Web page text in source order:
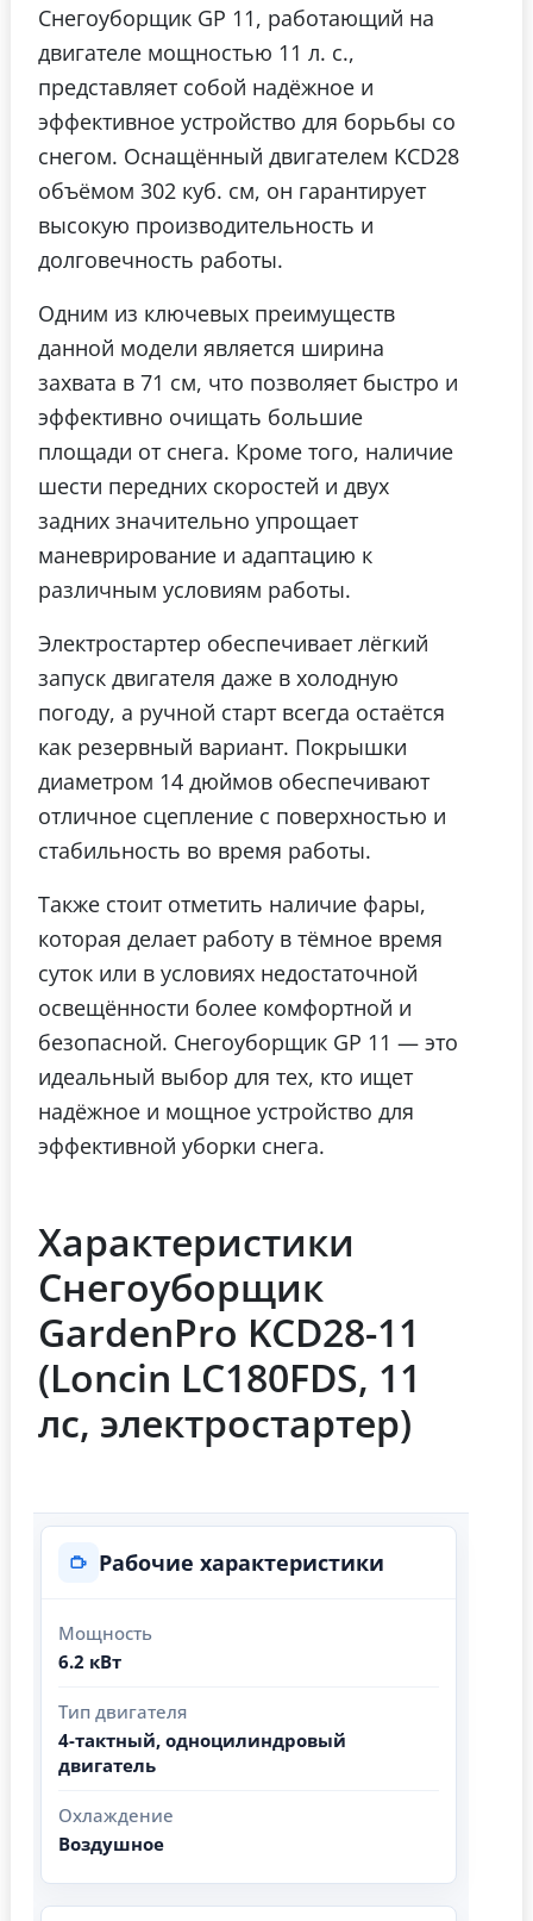
Снегоуборщик GP 11, работающий на
двигателе мощностью 11 л. с.,
представляет собой надёжное и
эффективное устройство для борьбы со
снегом. Оснащённый двигателем KCD28
объёмом 302 куб. см, он гарантирует
высокую производительность и
долговечность работы.
Одним из ключевых преимуществ
данной модели является ширина
захвата в 71 см, что позволяет быстро и
эффективно очищать большие
площади от снега. Кроме того, наличие
шести передних скоростей и двух
задних значительно упрощает
маневрирование и адаптацию к
различным условиям работы.
Электростартер обеспечивает лёгкий
запуск двигателя даже в холодную
погоду, а ручной старт всегда остаётся
как резервный вариант. Покрышки
диаметром 14 дюймов обеспечивают
отличное сцепление с поверхностью и
стабильность во время работы.
Также стоит отметить наличие фары,
которая делает работу в тёмное время
суток или в условиях недостаточной
освещённости более комфортной и
безопасной. Снегоуборщик GP 11 — это
идеальный выбор для тех, кто ищет
надёжное и мощное устройство для
эффективной уборки снега.
Характеристики
Снегоуборщик
GardenPro KCD28-11
(Loncin LC180FDS, 11
лс, электростартер)
Рабочие характеристики
Мощность
6.2 кВт
Тип двигателя
4-тактный, одноцилиндровый
двигатель
Охлаждение
Воздушное